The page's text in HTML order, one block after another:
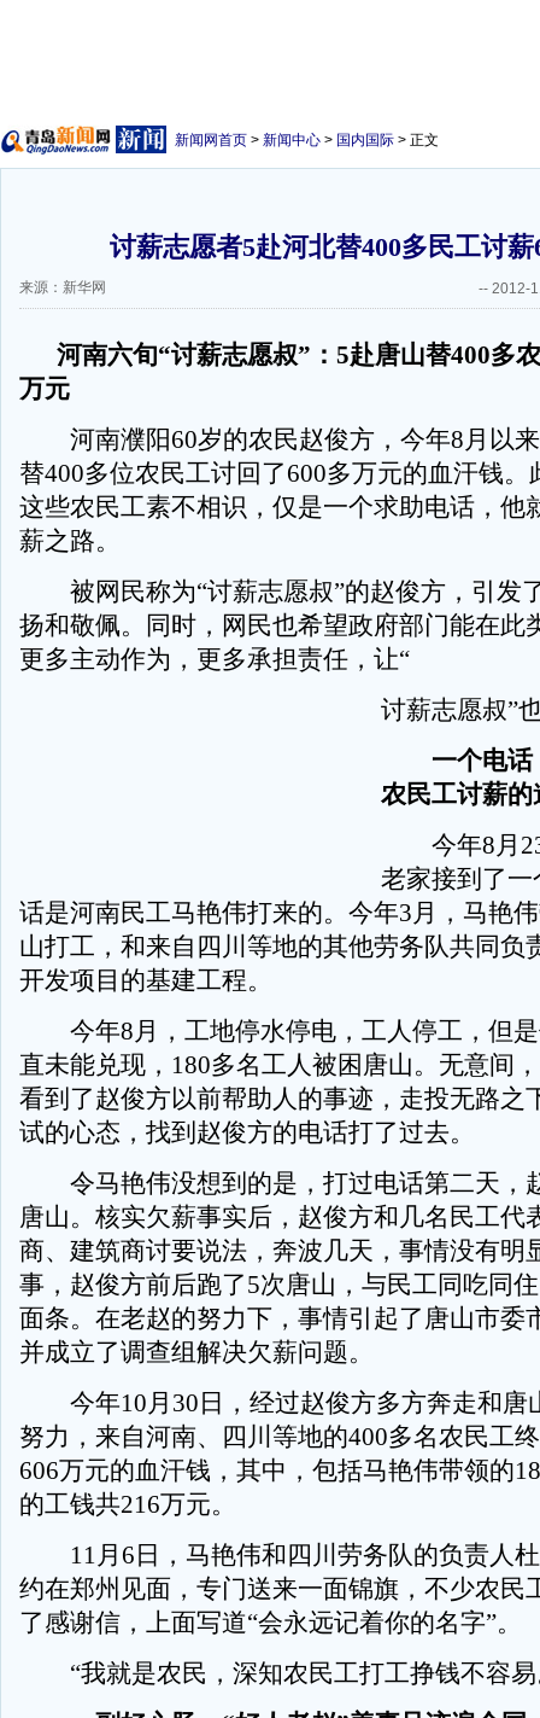
新闻网首页 > 新闻中心 > 国内国际 > 正文
讨薪志愿者5赴河北替400多民工讨薪
来源：新华网 -- 2012-
河南六旬“讨薪志愿叔”：5赴唐山替400多
万元
河南濮阳60岁的农民赵俊方，今年8月以来
替400多位农民工讨回了600多万元的血汗钱。
这些农民工素不相识，仅是一个求助电话，他
薪之路。
被网民称为“讨薪志愿叔”的赵俊方，引发
扬和敬佩。同时，网民也希望政府部门能在此
更多主动作为，更多承担责任，让“
讨薪志愿叔”
一个电
农民工讨薪的
今年8月23
老家接到了
话是河南民工马艳伟打来的。今年3月，马艳
山打工，和来自四川等地的其他劳务队共同负
开发项目的基建工程。
今年8月，工地停水停电，工人停工，但是
直未能兑现，180多名工人被困唐山。无意间
看到了赵俊方以前帮助人的事迹，走投无路之
试的心态，找到赵俊方的电话打了过去。
令马艳伟没想到的是，打过电话第二天，
唐山。核实欠薪事实后，赵俊方和几名民工代
商、建筑商讨要说法，奔波几天，事情没有明
事，赵俊方前后跑了5次唐山，与民工同吃同
面条。在老赵的努力下，事情引起了唐山市委
并成立了调查组解决欠薪问题。
今年10月30日，经过赵俊方多方奔走和唐
努力，来自河南、四川等地的400多名农民工
606万元的血汗钱，其中，包括马艳伟带领的
的工钱共216万元。
11月6日，马艳伟和四川劳务队的负责人
约在郑州见面，专门送来一面锦旗，不少农民
了感谢信，上面写道“会永远记着你的名字”。
“我就是农民，深知农民工打工挣钱不容易